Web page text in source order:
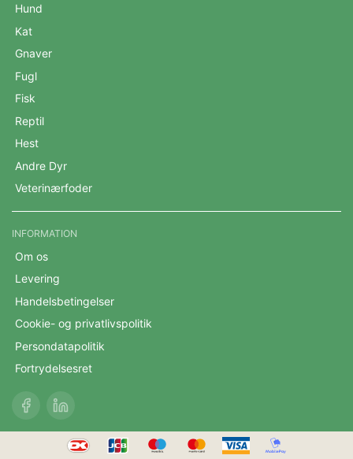
Hund
Kat
Gnaver
Fugl
Fisk
Reptil
Hest
Andre Dyr
Veterinærfoder
INFORMATION
Om os
Levering
Handelsbetingelser
Cookie- og privatlivspolitik
Persondatapolitik
Fortrydelsesret